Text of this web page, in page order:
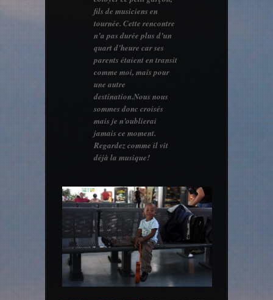
fils de musiciens en
tournée. Cette rencontre
n’a pas durée plus d’un
quart d’heure car ses
parents étaient en transit
comme moi, mais pour
une autre
destination.Nous nous
sommes donc croisés
mais je n’oublierai
jamais ce moment.
Regardez comme il vit
déjà la musique!